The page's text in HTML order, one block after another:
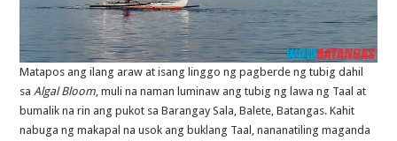
Matapos ang ilang araw at isang linggo ng pagberde ng tubig dahil
sa Algal Bloom , muli na naman luminaw ang tubig ng lawa ng Taal at
bumalik na rin ang pukot sa Barangay Sala, Balete, Batangas. Kahit
nabuga ng makapal na usok ang buklang Taal, nananatiling maganda